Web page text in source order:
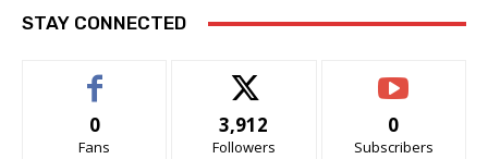
STAY CONNECTED
0
Fans
3,912
Followers
0
Subscribers